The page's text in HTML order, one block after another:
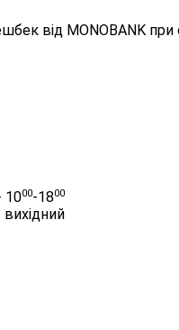
від MONOBANK при
1000-1800